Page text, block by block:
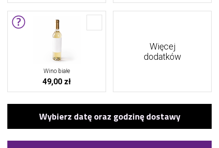
Wino białe
49,00 zł
Więcej
dodatków